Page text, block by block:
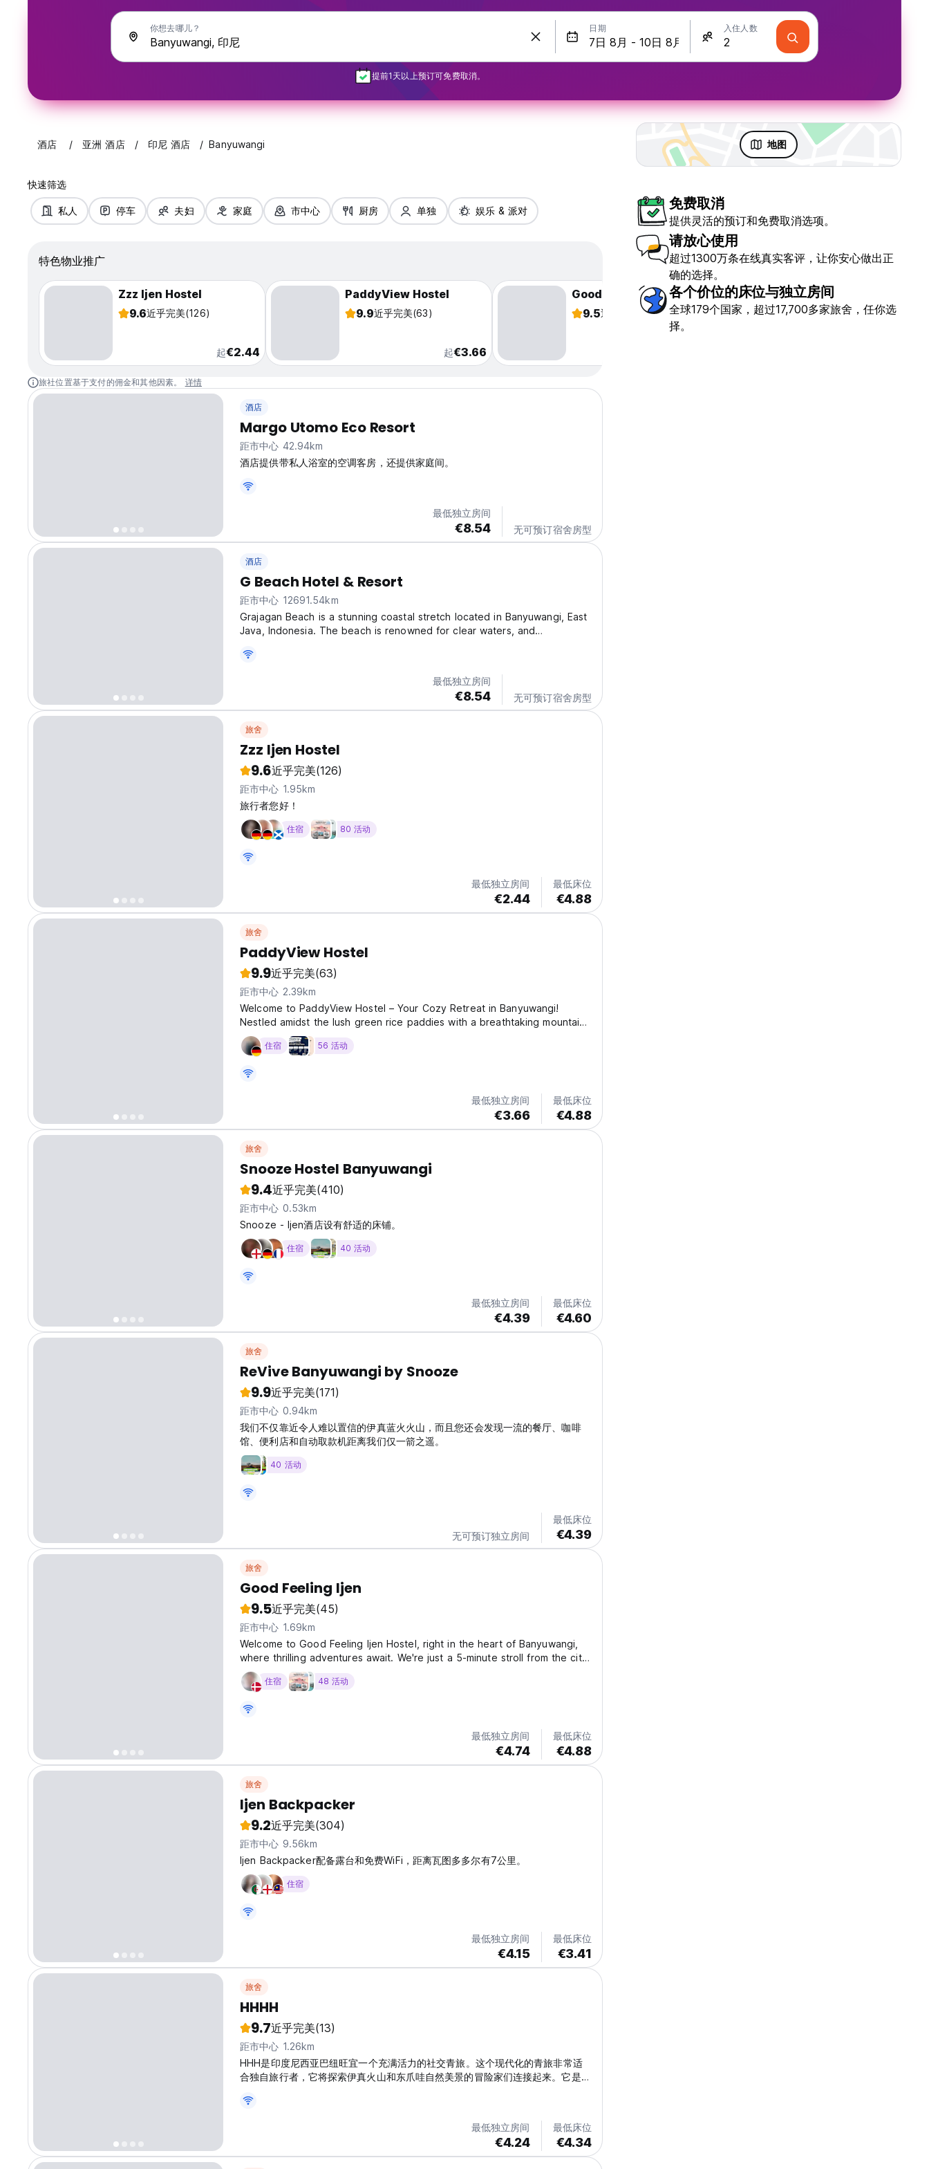
你想去哪儿？ 日期 入住人数
提前1天以上预订可免费取消。
酒店 亚洲 酒店 印尼 酒店 Banyuwangi 地图
快速筛选
私人 停车 夫妇 家庭 市中心 厨房 单独 娱乐 & 派对
特色物业推广
Zzz Ijen Hostel
9.6近乎完美(126)
起€2.44
PaddyView Hostel
9.9近乎完美(63)
起€3.66
Good Feeling Ijen
9.5近乎完美 (45)
旅社位置基于支付的佣金和其他因素。 详情
酒店
Margo Utomo Eco Resort
距市中心 42.94km
酒店提供带私人浴室的空调客房，还提供家庭间。
最低独立房间
€8.54 无可预订宿舍房型
酒店
G Beach Hotel & Resort
距市中心 12691.54km
Grajagan Beach is a stunning coastal stretch located in Banyuwangi, East
Java, Indonesia. The beach is renowned for clear waters, and
and tourists alike. The sunrise at Grajagan Beach...
最低独立房间
€8.54 无可预订宿舍房型
旅舍
Zzz Ijen Hostel
9.6近乎完美(126)
距市中心 1.95km
旅行者您好！
住宿 80 活动
最低独立房间
€2.44
最低床位
€4.88
旅舍
PaddyView Hostel
9.9近乎完美(63)
距市中心 2.39km
Welcome to PaddyView Hostel – Your Cozy Retreat in Banyuwangi!
Nestled amidst the lush green rice paddies with a breathtaking mountain
backdrop, PaddyView Hostel is the perfect haven for travelers seeking
comfort, adventure, and nature's serenity. Conveniently...
住宿 56 活动
最低独立房间
€3.66
最低床位
€4.88
旅舍
Snooze Hostel Banyuwangi
9.4近乎完美(410)
距市中心 0.53km
Snooze - Ijen酒店设有舒适的床铺。
住宿 40 活动
最低独立房间
€4.39
最低床位
€4.60
旅舍
ReVive Banyuwangi by Snooze
9.9近乎完美(171)
距市中心 0.94km
我们不仅靠近令人难以置信的伊真蓝火火山，而且您还会发现一流的餐厅、咖啡
馆、便利店和自动取款机距离我们仅一箭之遥。
40 活动
无可预订独立房间
最低床位
€4.39
旅舍
Good Feeling Ijen
9.5近乎完美(45)
距市中心 1.69km
Welcome to Good Feeling Ijen Hostel, right in the heart of Banyuwangi,
where thrilling adventures await. We're just a 5-minute stroll from the city
center, and a quick 15-minute drive from the train station and harbor,
making it super easy for you to explore....
住宿 48 活动
最低独立房间
€4.74
最低床位
€4.88
旅舍
Ijen Backpacker
9.2近乎完美(304)
距市中心 9.56km
Ijen Backpacker配备露台和免费WiFi，距离瓦图多多尔有7公里。
住宿
最低独立房间
€4.15
最低床位
€3.41
旅舍
HHHH
9.7近乎完美(13)
距市中心 1.26km
HHH是印度尼西亚巴纽旺宜一个充满活力的社交青旅。这个现代化的青旅非常适
合独自旅行者，它将探索伊真火山和东爪哇自然美景的冒险家们连接起来。它是结
最低独立房间
€4.24
最低床位
€4.34
免费取消
提供灵活的预订和免费取消选项。
请放心使用
超过1300万条在线真实客评，让你安心做出正
确的选择。
各个价位的床位与独立房间
全球179个国家，超过17,700多家旅舍，任你选
择。